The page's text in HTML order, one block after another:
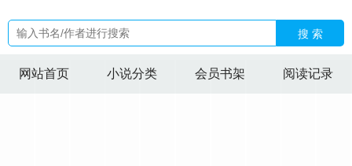
搜 索
网站首页 小说分类 会员书架 阅读记录